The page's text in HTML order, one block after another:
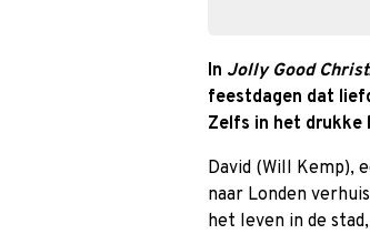
In Jolly Good
feestdagen dat
Zelfs in het drukke
David (Will Kemp),
naar Londen
het leven in de